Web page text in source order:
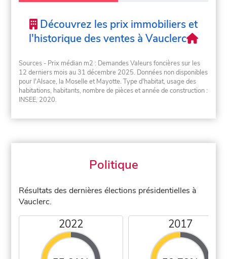
Découvrez les prix immobiliers et
l'historique des ventes à Vauclerc
Sources - Prix médian m2 : Demandes Valeurs foncières sur les
12 derniers mois au 31 décembre 2025. Données non disponibles
pour l'Alsace, la Moselle et Mayotte. Type d'habitat, usage des
habitations, habitants, nombre de pièces et année de construction :
INSEE, 2020.
Politique
Résultats des dernières élections présidentielles à
Vauclerc.
2022 2017